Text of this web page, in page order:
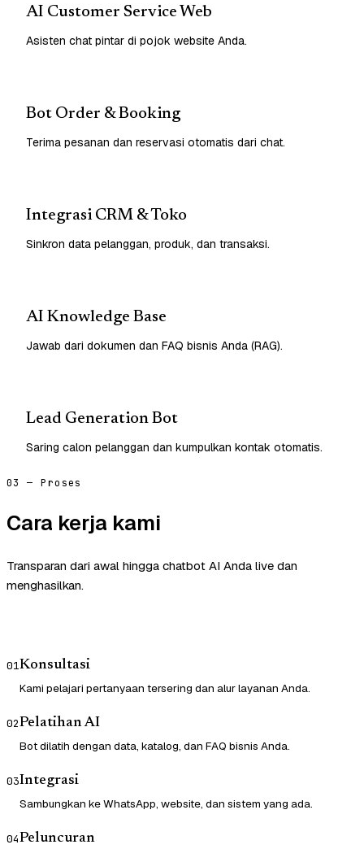
AI Customer Service Web
Asisten chat pintar di pojok website Anda.
Bot Order & Booking
Terima pesanan dan reservasi otomatis dari chat.
Integrasi CRM & Toko
Sinkron data pelanggan, produk, dan transaksi.
AI Knowledge Base
Jawab dari dokumen dan FAQ bisnis Anda (RAG).
Lead Generation Bot
Saring calon pelanggan dan kumpulkan kontak otomatis.
03 — Proses
Cara kerja kami
Transparan dari awal hingga chatbot AI Anda live dan
menghasilkan.
01Konsultasi
Kami pelajari pertanyaan tersering dan alur layanan Anda.
02Pelatihan AI
Bot dilatih dengan data, katalog, dan FAQ bisnis Anda.
03Integrasi
Sambungkan ke WhatsApp, website, dan sistem yang ada.
04Peluncuran